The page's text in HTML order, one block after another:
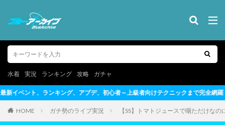
水着 実況 ランキング 攻略 ガチャ
者～上級者向けテクニックまで完全網羅
HOME ガチ勢のライブ実況 【SS】トマトジュースで咽ただけな